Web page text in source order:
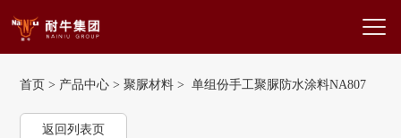
首页 > 产品中心 >聚脲材料 > 单组份手工聚脲防水涂料NA807
返回列表页